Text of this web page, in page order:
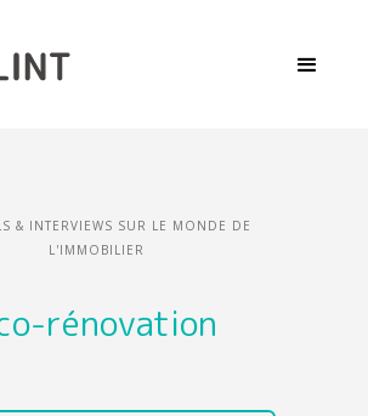
& INTERVIEWS SUR LE MONDE DE
L'IMMOBILIER
rénovation